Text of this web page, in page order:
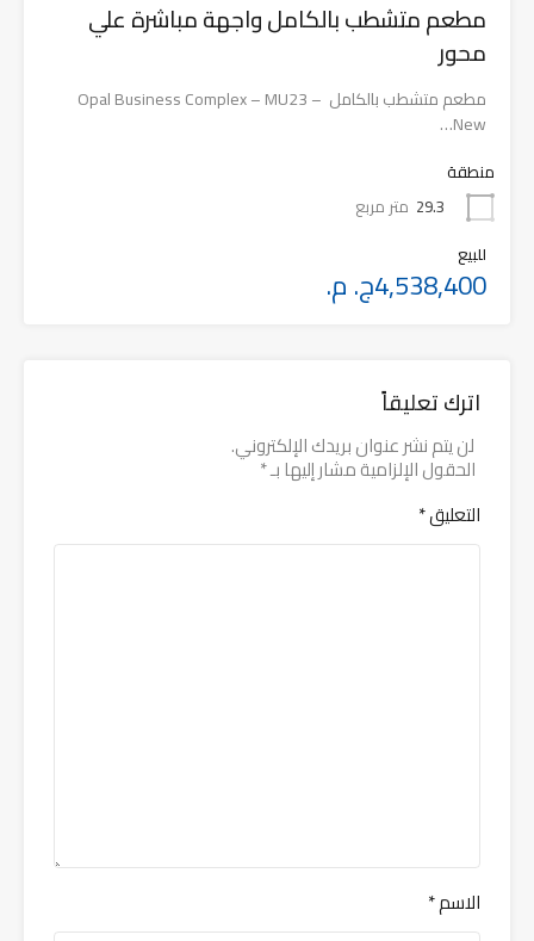
مطعم متشطب بالكامل واجهة مباشرة علي
محور
مطعم متشطب بالكامل Opal Business Complex – MU23 –
New…
منطقة
29.3 متر مربع
للبيع
4,538,400ج. م.
اترك تعليقاً
لن يتم نشر عنوان بريدك الإلكتروني.
الحقول الإلزامية مشار إليها بـ*
التعليق*
الاسم*